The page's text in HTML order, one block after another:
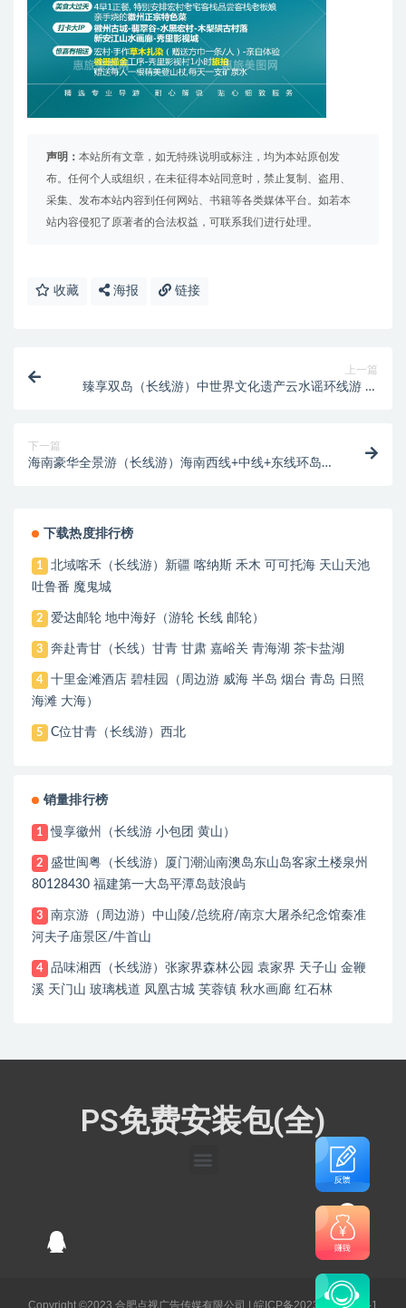
声明： 本站所有文章，如无特殊说明或标注，均为本站原创发
布。任何个人或组织，在未征得本站同意时，禁止复制、盗用、
采集、发布本站内容到任何网站、书籍等各类媒体平台。如若本
站内容侵犯了原著者的合法权益，可联系我们进行处理。
收藏 海报 链接
上一篇
臻享双岛（长线游）中世界文化遗产云水谣环线游 潮
下一篇
海南豪华全景游（长线游）海南西线+中线+东线环岛美
下载热度排行榜
1
北域喀禾（长线游）新疆 喀纳斯 禾木 可可托海 天山天池
吐鲁番 魔鬼城
2 爱达邮轮 地中海好（游轮 长线 邮轮）
3 奔赴青甘（长线）甘青 甘肃 嘉峪关 青海湖 茶卡盐湖
4
十里金滩酒店 碧桂园（周边游 威海 半岛 烟台 青岛 日照
海滩 大海）
5 C位甘青（长线游）西北
销量排行榜
1 慢享徽州（长线游 小包团 黄山）
2
盛世闽粤（长线游）厦门潮汕南澳岛东山岛客家土楼泉州
80128430 福建第一大岛平潭岛鼓浪屿
3
南京游（周边游）中山陵/总统府/南京大屠杀纪念馆秦准
河夫子庙景区/牛首山
4
品味湘西（长线游）张家界森林公园 袁家界 天子山 金鞭
溪 天门山 玻璃栈道 凤凰古城 芙蓉镇 秋水画廊 红石林
PS免费安装包(全)
Copyright ©2023 合肥点视广告传媒有限公司 | 皖ICP备2023003141号-1